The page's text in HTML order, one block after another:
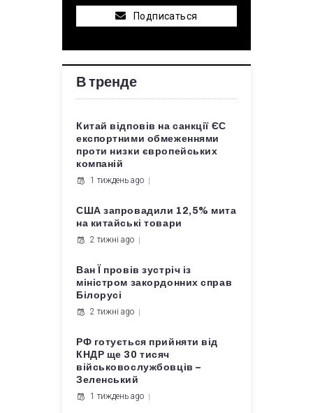
Подписаться
В тренде
Китай відповів на санкції ЄС
експортними обмеженнями
проти низки європейських
компаній
1 тиждень ago
США запровадили 12,5% мита
на китайські товари
2 тижні ago
Ван Ї провів зустріч із
міністром закордонних справ
Білорусі
2 тижні ago
РФ готується прийняти від
КНДР ще 30 тисяч
військовослужбовців –
Зеленський
1 тиждень ago